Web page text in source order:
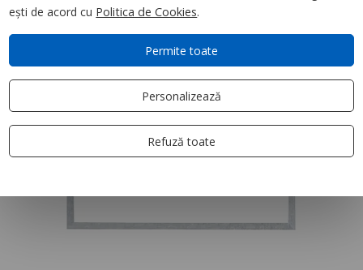
ești de acord cu Politica de Cookies.
Permite toate
Personalizează
Refuză toate